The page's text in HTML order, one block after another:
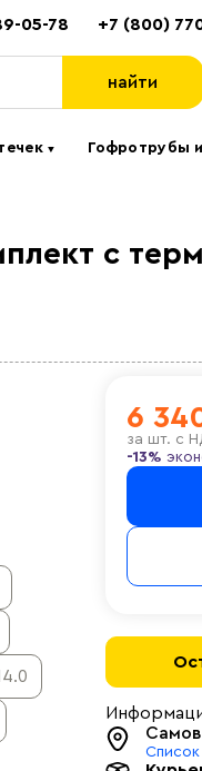
05-78 +7 (800)
найти
▼ Гофротрубы
c
6
за шт. с
-13%